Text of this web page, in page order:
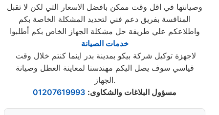
وصيانتها في اقل وقت ممكن بافضل الاسعار التي لكن لا تقبل
المنافسة بفريق دعم فني لتحديد المشكلة الخاصة بكم
واطلاعكم علي طريقة حل مشكلة الجهاز الخاص بكم أطلبوا
خدمات الصيانة
قياسي سوف يصل اليكم مهندسنا لمعاينة العطل وصيانة
الجهاز.
مسؤول البلاغات والشكاوى:
01207619993